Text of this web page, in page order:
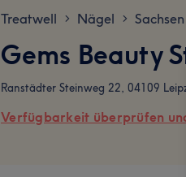
Treatwell > Nägel > Sachsen
Gems Beauty
Ranstädter Steinweg 22, 04109
Verfügbarkeit überprüfen